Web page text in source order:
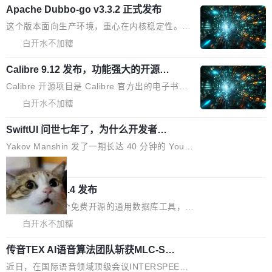
（圈/秒），声音来自真实竹知了录音的 1.72 秒
采样，无缝循环。音频解码失败时，还有一套合
成兜底——锯齿波振荡器模拟脉冲，并联带通共
擎是绳系质点模型：重力、弹性绳（只拉不
推）、空气阻力，1/240 秒定步长积...
用东软飞标医学影像标注平台，同样的工作缩短
至4小时，效率提升30倍。 这组数字背后，改变
的不只是速度，而是把医学影像转化为AI能力的
庞大，但不能直接用于训练模型。器官、病灶和
组织边界，必须由专业医生逐层识别、标记和校
正，才能成为机器能理解的高质量数据。医学影
的时间。 张医生是某三甲医院放射科副主任医
师，牵头一项腹部肌肉影像课题。他需要在数百
张CT影像上完成像素级精细分割，让系统"...
Apache Dubbo-go v3.3.2 正式发布
这个版本面向生产环境，重心在内核稳定性。我
们彻底收敛了旧配置体系，扩展了 Triple 协议与
理，同时集中修了并发安全、资源泄漏和热路径
性能问题。
白开水不加糖
Calibre 9.12 发布，功能强大的开源电
子书工具
Calibre 开源项目是 Calibre 官方出的电子书管
理工具。它可以查看，转换，编辑和分类所有主
以在 Linux、Windows 和 macOS 上运行。 Cal
ibre 9.12 现已正式发布，此次更新内容如下：
新功能 macOS：在 Connect/Share 按钮中添加
通过 AirDop 共享书籍的功能 Content server：
支持可向服务器后端添加新端点的插件 Edit boo
k：Compress images：添加将 GIF 图像转换为
白开水不加糖
SwiftUI 问世七年了，为什么开发者还
在骂它？
Yakov Manshin 发了一期长达 40 分钟的 YouT
ube 视频，标题是"SwiftUI 七年后：一个平庸的
故事"。视频核心观点很简单：SwiftUI 发布七年
了，仍然像一个永久公测版。 Manshin 从数据
流、布局系统、API 稳定性、性能、跨平台五个
维度逐一批判了 SwiftUI。最让人印象深刻的一
marks，用最新 Xcode 在最新 macOS 上构建
运行，出来的效果是坏的——侧边栏按钮大小不
局
DBeaver 26.1.4 发布
DBeaver 是一个免费开源的通用数据库工具，适
用于开发人员和数据库管理员。DBeaver 26.1.4
yle="margin-left:0; margin-right:0"> <li><span
style="color:#000000">现在可以通过键盘访问
白开水不加糖
传音TEX AI语音算法团队斩获MLC-SL
M 2026国际挑战赛Task 1亚军
近日，在国际语音领域顶级会议INTERSPEECH